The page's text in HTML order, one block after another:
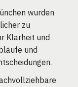
wurden
zu
Klarheit und
und